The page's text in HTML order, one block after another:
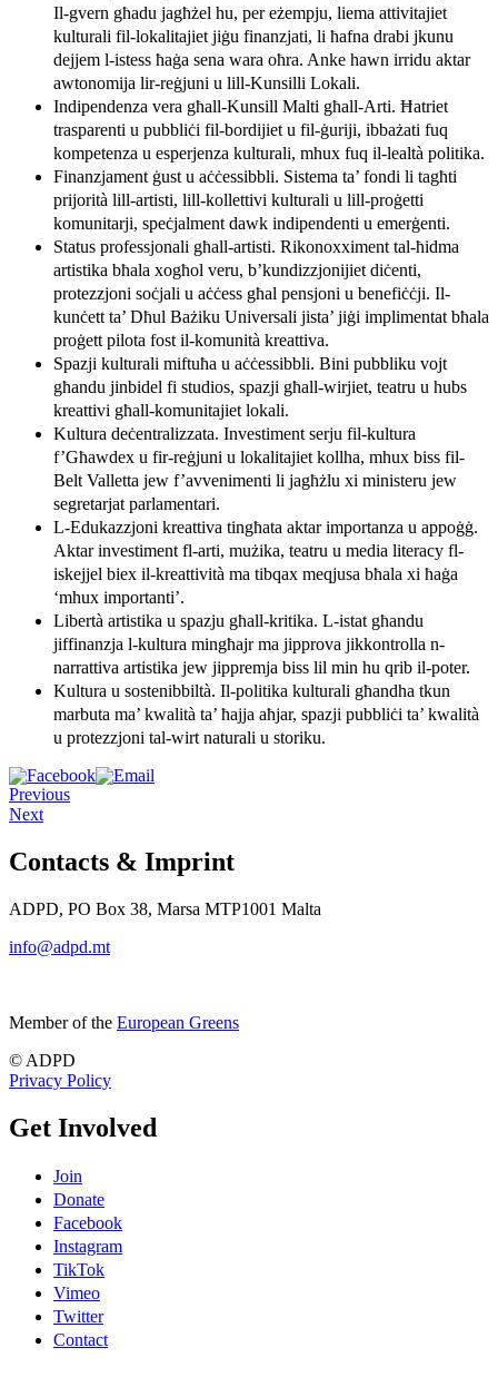
Il-gvern għadu jagħżel hu, per eżempju, liema attivitajiet
kulturali fil-lokalitajiet jiġu finanzjati, li ħafna drabi jkunu
dejjem l-istess ħaġa sena wara oħra. Anke hawn irridu aktar
awtonomija lir-reġjuni u lill-Kunsilli Lokali.
Indipendenza vera għall-Kunsill Malti għall-Arti. Ħatriet
trasparenti u pubbliċi fil-bordijiet u fil-ġuriji, ibbażati fuq
kompetenza u esperjenza kulturali, mhux fuq il-lealtà politika.
Finanzjament ġust u aċċessibbli. Sistema ta’ fondi li tagħti
prijorità lill-artisti, lill-kollettivi kulturali u lill-proġetti
komunitarji, speċjalment dawk indipendenti u emerġenti.
Status professjonali għall-artisti. Rikonoxximent tal-ħidma
artistika bħala xogħol veru, b’kundizzjonijiet diċenti,
protezzjoni soċjali u aċċess għal pensjoni u benefiċċji. Il-
kunċett ta’ Dħul Bażiku Universali jista’ jiġi implimentat bħala
proġett pilota fost il-komunità kreattiva.
Spazji kulturali miftuħa u aċċessibbli. Bini pubbliku vojt
għandu jinbidel fi studios, spazji għall-wirjiet, teatru u hubs
kreattivi għall-komunitajiet lokali.
Kultura deċentralizzata. Investiment serju fil-kultura
f’Għawdex u fir-reġjuni u lokalitajiet kollha, mhux biss fil-
Belt Valletta jew f’avvenimenti li jagħżlu xi ministeru jew
segretarjat parlamentari.
L-Edukazzjoni kreattiva tingħata aktar importanza u appoġġ.
Aktar investiment fl-arti, mużika, teatru u media literacy fl-
iskejjel biex il-kreattività ma tibqax meqjusa bħala xi ħaġa
‘mhux importanti’.
Libertà artistika u spazju għall-kritika. L-istat għandu
jiffinanzja l-kultura mingħajr ma jipprova jikkontrolla n-
narrattiva artistika jew jippremja biss lil min hu qrib il-poter.
Kultura u sostenibbiltà. Il-politika kulturali għandha tkun
marbuta ma’ kwalità ta’ ħajja aħjar, spazji pubbliċi ta’ kwalità
u protezzjoni tal-wirt naturali u storiku.
Previous
Next
Contacts & Imprint
ADPD, PO Box 38, Marsa MTP1001 Malta
info@adpd.mt
Member of the European Greens
© ADPD
Privacy Policy
Get Involved
Join
Donate
Facebook
Instagram
TikTok
Vimeo
Twitter
Contact